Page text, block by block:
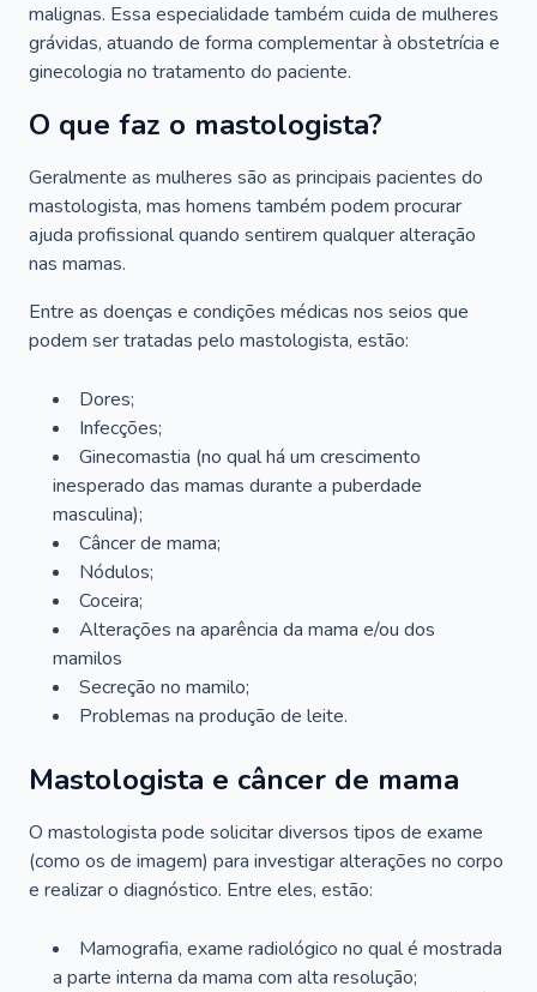
malignas. Essa especialidade também cuida de mulheres
grávidas, atuando de forma complementar à obstetrícia e
ginecologia no tratamento do paciente.
O que faz o mastologista?
Geralmente as mulheres são as principais pacientes do
mastologista, mas homens também podem procurar
ajuda profissional quando sentirem qualquer alteração
nas mamas.
Entre as doenças e condições médicas nos seios que
podem ser tratadas pelo mastologista, estão:
Dores;
Infecções;
Ginecomastia (no qual há um crescimento
inesperado das mamas durante a puberdade
masculina);
Câncer de mama;
Nódulos;
Coceira;
Alterações na aparência da mama e/ou dos
mamilos
Secreção no mamilo;
Problemas na produção de leite.
Mastologista e câncer de mama
O mastologista pode solicitar diversos tipos de exame
(como os de imagem) para investigar alterações no corpo
e realizar o diagnóstico. Entre eles, estão:
Mamografia, exame radiológico no qual é mostrada
a parte interna da mama com alta resolução;